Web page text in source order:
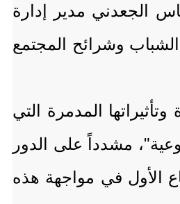
الجعدني مدير إدارة
وشرائح المجتمع
المدمرة التي
مشدداً على الدور
الأول في مواجهة هذه